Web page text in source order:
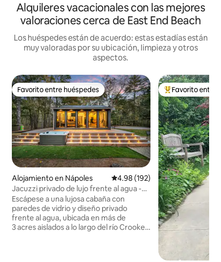
Alquileres vacacionales con las mejores
valoraciones cerca de East End Beach
Los huéspedes están de acuerdo: estas estadías están
muy valoradas por su ubicación, limpieza y otros
aspectos.
Favorito entre huéspedes
Favorito entre huéspedes
Alojamiento en Nápoles Calificación promedio: 4.98 de
4.98 (192)
Jacuzzi privado de lujo frente al agua -
Aislado
Escápese a una lujosa cabaña con
paredes de vidrio y diseño privado
frente al agua, ubicada en más de
3 acres aislados a lo largo del río Crooked
Favorito entre
Favorito entre